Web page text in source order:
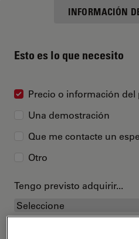
INFORMACIÓN
Esto es lo que necesito
Precio o información del
Una demostración
Que me contacte un
Otro
Tengo previsto adquirir...